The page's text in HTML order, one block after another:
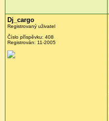
Dj_cargo
Registrovaný uživatel
Číslo příspěvku: 408
Registrován: 11-2005